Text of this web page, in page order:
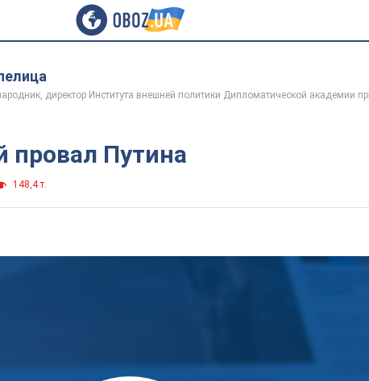
директор Института внешней политики Дипломатической академии
провал Путина
148,4 т.